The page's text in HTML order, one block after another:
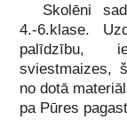
Skolēni
4.-6.klase.
palīdzību,
sviestmaizes,
no dotā
pa Pūres